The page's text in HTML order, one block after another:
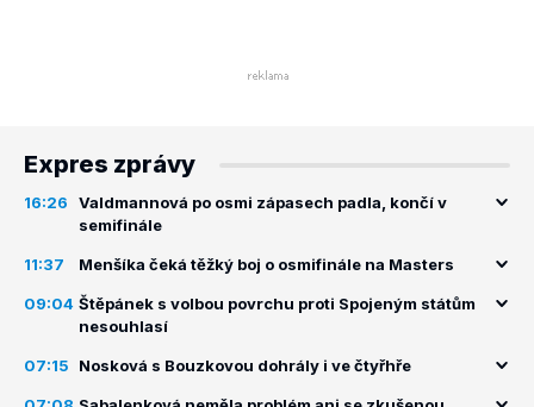
Expres zprávy
16:26
Valdmannová po osmi zápasech padla, končí v
semifinále
11:37 Menšíka čeká těžký boj o osmifinále na Masters
09:04 Štěpánek s volbou povrchu proti Spojeným státům
nesouhlasí
07:15 Nosková s Bouzkovou dohrály i ve čtyřhře